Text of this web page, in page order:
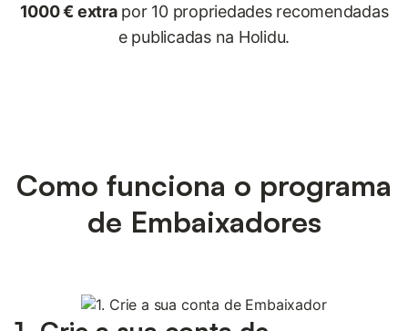
1000 € extrapor 10 propriedades recomendadas
e publicadas na Holidu.
Como funciona o programa
de Embaixadores